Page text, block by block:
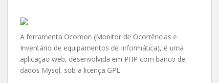
A ferramenta Ocomon (Monitor de Ocorrências e
Inventário de equipamentos de Informática), é uma
aplicação web, desenvolvida em PHP com banco de
dados Mysql, sob a licença GPL.